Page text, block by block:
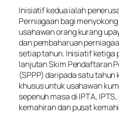
Inisiatif kedua ialah
Perniagaan bagi
usahawan orang kurang
dan pembaharuan
setiap tahun. Inisiatif ketiga
lanjutan Skim Pendaftaran
(SPPP) daripada satu tahun
khusus untuk usahawan
sepenuh masa di IPTA,
kemahiran dan pusat